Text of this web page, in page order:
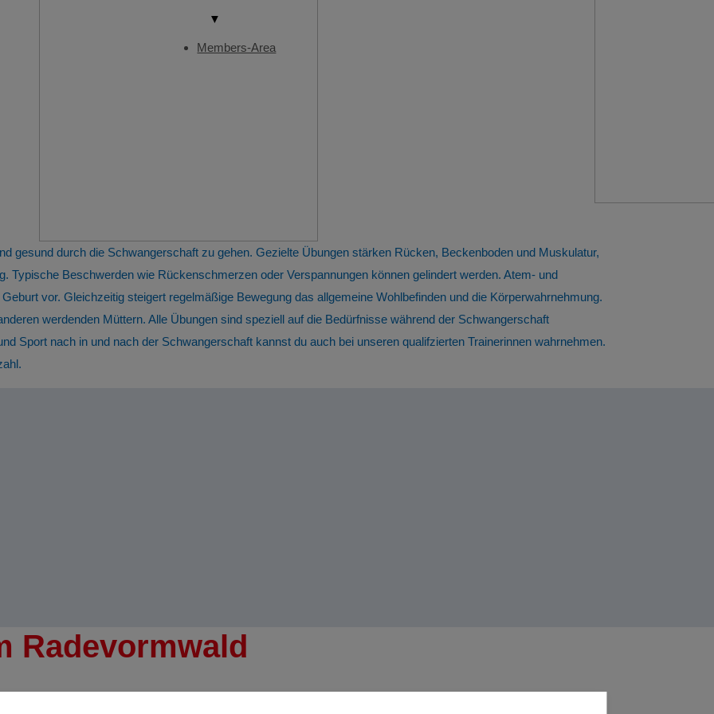
▼
Members-Area
gesund durch die Schwangerschaft zu gehen. Gezielte Übungen stärken Rücken, Beckenboden und Muskulatur,
Typische Beschwerden wie Rückenschmerzen oder Verspannungen können gelindert werden. Atem- und
vor. Gleichzeitig steigert regelmäßige Bewegung das allgemeine Wohlbefinden und die Körperwahrnehmung.
werdenden Müttern. Alle Übungen sind speziell auf die Bedürfnisse während der Schwangerschaft
Sport nach in und nach der Schwangerschaft kannst du auch bei unseren qualifzierten Trainerinnen wahrnehmen.
Radevormwald